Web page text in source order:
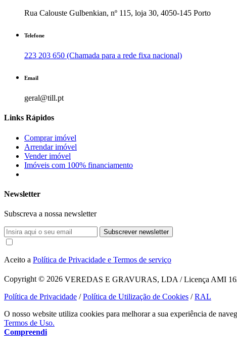
Rua Calouste Gulbenkian, nº 115, loja 30, 4050-145 Porto
Telefone
223 203 650 (Chamada para a rede fixa nacional)
Email
geral@till.pt
Links Rápidos
Comprar imóvel
Arrendar imóvel
Vender imóvel
Imóveis com 100% financiamento
Newsletter
Subscreva a nossa newsletter
Subscrever newsletter
Aceito a Política de Privacidade e Termos de serviço
Copyright © 2026 VEREDAS E GRAVURAS, LDA / Licença AMI
Política de Privacidade /Política de Utilização de Cookies /RAL
O nosso website utiliza cookies para melhorar a sua experiência de
Termos de Uso.
Compreendi